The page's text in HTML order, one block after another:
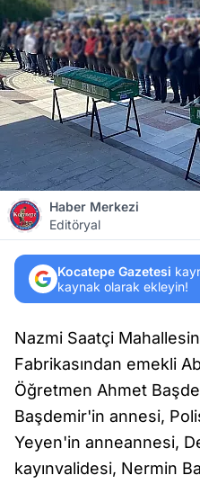
Haber Merkezi
Editöryal
Kocatepe Gazetesi
kaynak olarak ekleyin!
Nazmi Saatçi
Fabrikasından emekli
Öğretmen Ahmet
Başdemir'in annesi,
Yeyen'in anneannesi,
kayınvalidesi, Nermin